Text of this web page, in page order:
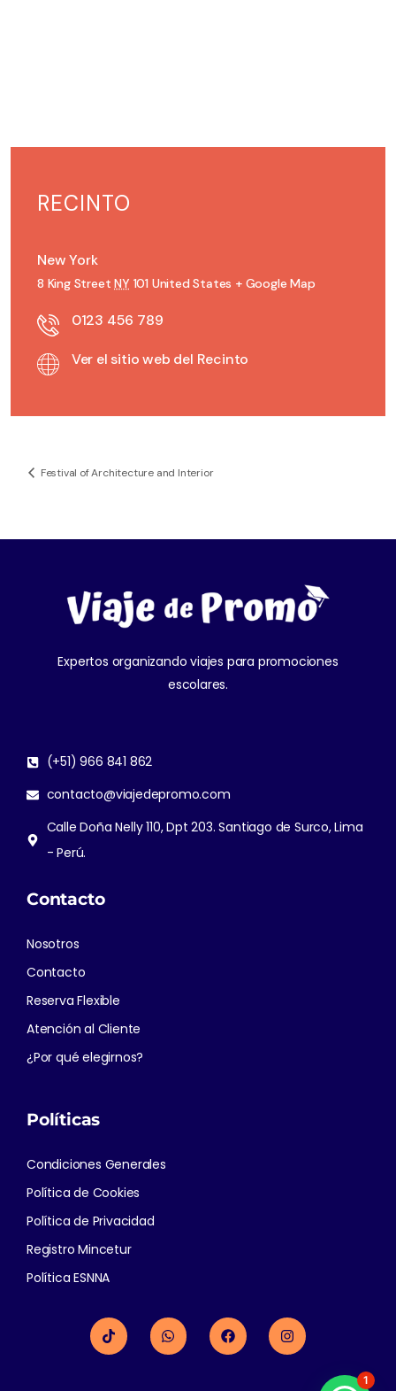
RECINTO
New York
8 King Street NY 101 United States + Google Map
0123 456 789
Ver el sitio web del Recinto
Festival of Architecture and Interior
Expertos organizando viajes para promociones
escolares.
(+51) 966 841 862
contacto@viajedepromo.com
Calle Doña Nelly 110, Dpt 203. Santiago de Surco, Lima
- Perú.
Contacto
Nosotros
Contacto
Reserva Flexible
Atención al Cliente
¿Por qué elegirnos?
Políticas
Condiciones Generales
Política de Cookies
Política de Privacidad
Registro Mincetur
Política ESNNA
1